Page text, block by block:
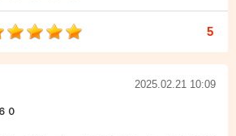
5
2025.02.21 10:09
０